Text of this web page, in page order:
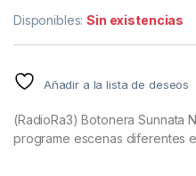
Disponibles:Sin existencias
Añadir a la lista de deseos
(RadioRa3) Botonera Sunnata
programe escenas diferentes